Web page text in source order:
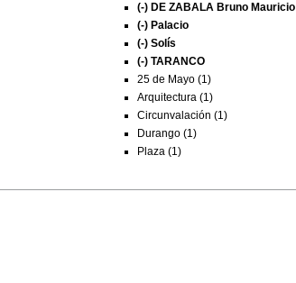
(-) DE ZABALA Bruno Mauricio
(-) Palacio
(-) Solís
(-) TARANCO
25 de Mayo (1)
Arquitectura (1)
Circunvalación (1)
Durango (1)
Plaza (1)